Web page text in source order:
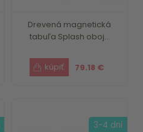
Drevená magnetická
tabuľa Splash oboj...
79.18 €
3-4 dni